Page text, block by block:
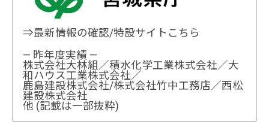
⇒最新情報の確認/特設サイトこちら
— 昨年度実績 —
株式会社大林組／積水化学工業株式会社／大
和ハウス工業株式会社／
鹿島建設株式会社/株式会社竹中工務店／西松
建設株式会社
他 (記載は一部抜粋)